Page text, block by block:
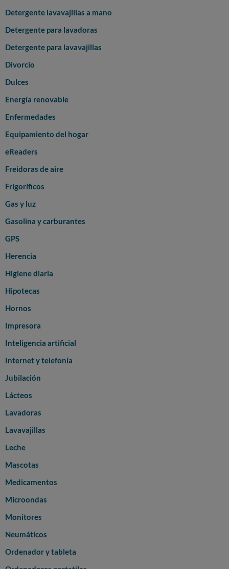
Detergente lavavajillas a mano
Detergente para lavadoras
Detergente para lavavajillas
Divorcio
Dulces
Energía renovable
Enfermedades
Equipamiento del hogar
eReaders
Freidoras de aire
Frigoríficos
Gas y luz
Gasolina y carburantes
GPS
Herencia
Higiene diaria
Hipotecas
Hornos
Impresora
Inteligencia artificial
Internet y telefonía
Jubilación
Lácteos
Lavadoras
Lavavajillas
Leche
Mascotas
Medicamentos
Microondas
Monitores
Neumáticos
Ordenador y tableta